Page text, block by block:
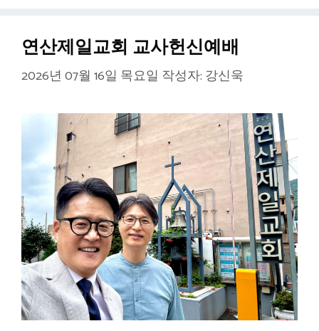
연산제일교회 교사헌신예배
2026년 07월 16일 목요일 작성자: 강신욱